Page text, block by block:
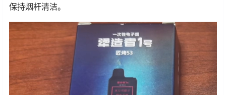
保持烟杆清洁。